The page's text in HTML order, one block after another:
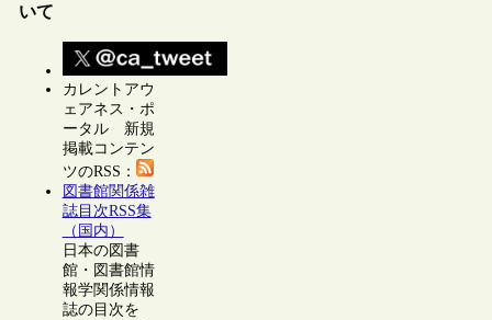
いて
カレントアウ
ェアネス・ポ
ータル 新規
掲載コンテン
ツのRSS：
図書館関係雑
誌目次RSS集
（国内）
日本の図書
館・図書館情
報学関係情報
誌の目次を